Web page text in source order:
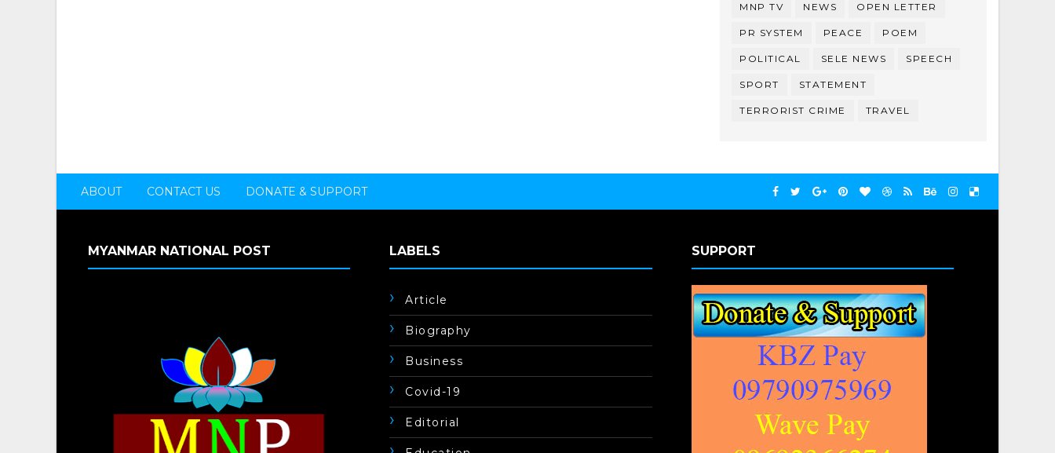
MNP TV NEWS OPEN LETTER
PR SYSTEM PEACE POEM
POLITICAL SELE NEWS SPEECH
SPORT STATEMENT
TERRORIST CRIME TRAVEL
ABOUT CONTACT US DONATE & SUPPORT
MYANMAR NATIONAL POST LABELS
Article
Biography
Business
Covid-19
Editorial
SUPPORT